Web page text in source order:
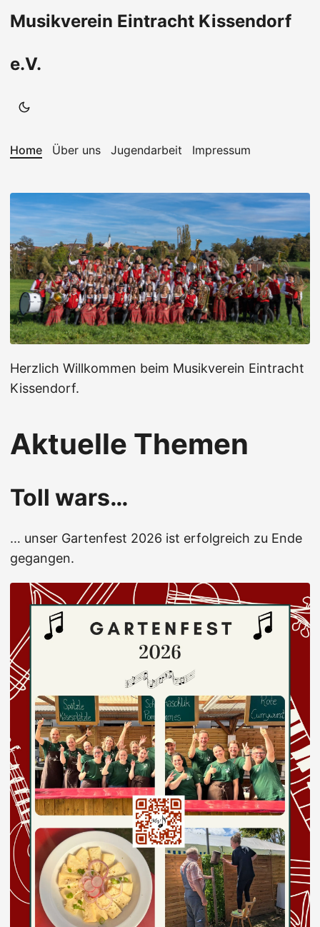
Musikverein Eintracht Kissendorf
e.V.
Home Über uns Jugendarbeit Impressum
Herzlich Willkommen beim Musikverein Eintracht
Kissendorf.
Aktuelle Themen
Toll wars…
… unser Gartenfest 2026 ist erfolgreich zu Ende
gegangen.